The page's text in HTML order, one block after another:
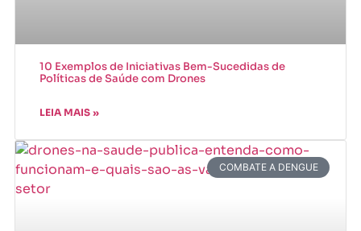
10 Exemplos de Iniciativas Bem-Sucedidas de
Políticas de Saúde com Drones
LEIA MAIS »
COMBATE A DENGUE